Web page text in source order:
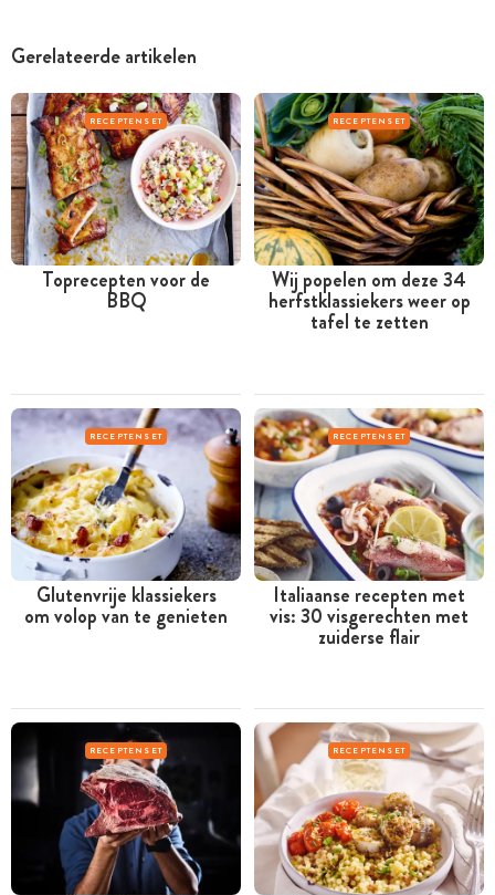
Gerelateerde artikelen
RECEPTENSET
Toprecepten voor de
BBQ
RECEPTENSET
Wij popelen om deze 34
herfstklassiekers weer op
tafel te zetten
RECEPTENSET
Glutenvrije klassiekers
om volop van te genieten
RECEPTENSET
Italiaanse recepten met
vis: 30 visgerechten met
zuiderse flair
RECEPTENSET RECEPTENSET